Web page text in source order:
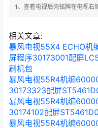
1、查看电视后壳铭牌在电视右
进行刷机即可 刷机教程汇总：
相关文章:
暴风电视55X4 ECHO机
屏程序30173001配屏
刷机包
暴风电视55R4机编
30173323配屏
暴风电视55R4机编
30174102配屏
暴风电视55R4机编